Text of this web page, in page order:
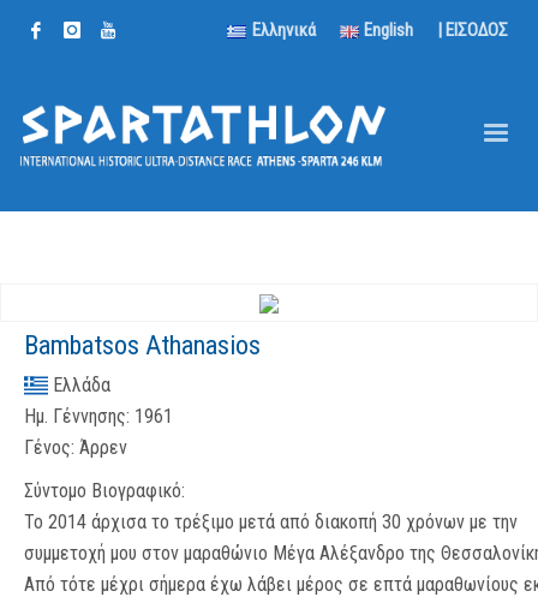
Ελληνικά English | ΕΙΣΟΔΟΣ
Bambatsos Athanasios
Ελλάδα
Ημ. Γέννησης: 1961
Γένος: Άρρεν
Σύντομο Βιογραφικό:
Το 2014 άρχισα το τρέξιμο μετά από διακοπή 30 χρόνων με την
συμμετοχή μου στον μαραθώνιο Μέγα Αλέξανδρο της
Από τότε μέχρι σήμερα έχω λάβει μέρος σε επτά μαραθωνίους